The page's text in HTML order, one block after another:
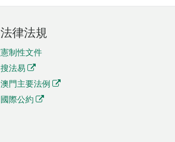
法律法規
憲制性文件
搜法易
澳門主要法例
國際公約